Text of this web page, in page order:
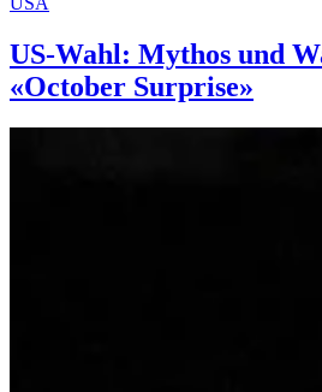
US-Wahl: Mythos und
«October Surprise»